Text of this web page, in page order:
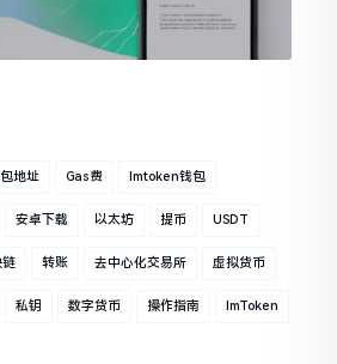
地址 Gas费 Imtoken钱包
安卓下载 以太坊 提币 USDT
链 转账 去中心化交易所 虚拟货币
私钥 数字货币 操作指南 ImToken